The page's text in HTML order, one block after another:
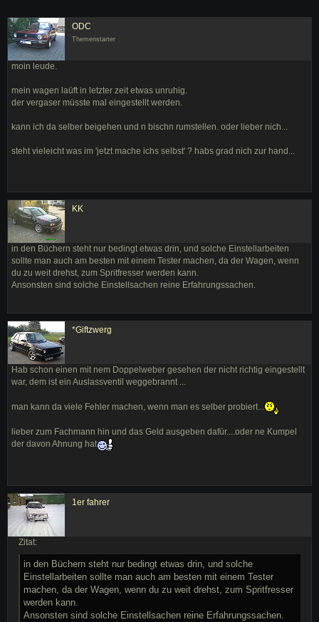
ODC
Themenstarter
moin leude.
mein wagen laüft in letzter zeit etwas unruhig.
der vergaser müsste mal eingestellt werden.
kann ich da selber beigehen und n bischn rumstellen. oder lieber nich...
steht vieleicht was im 'jetzt mache ichs selbst' ? habs grad nich zur hand...
KK
in den Büchern steht nur bedingt etwas drin, und solche Einstellarbeiten
sollte man auch am besten mit einem Tester machen, da der Wagen, wenn
du zu weit drehst, zum Spritfresser werden kann.
Ansonsten sind solche Einstellsachen reine Erfahrungssachen.
*Giftzwerg
Hab schon einen mit nem Doppelweber gesehen der nicht richtig eingestellt
war, dem ist ein Auslassventil weggebrannt ...
man kann da viele Fehler machen, wenn man es selber probiert...
lieber zum Fachmann hin und das Geld ausgeben dafür....oder ne Kumpel
der davon Ahnung hat
1er fahrer
Zitat:
in den Büchern steht nur bedingt etwas drin, und solche
Einstellarbeiten sollte man auch am besten mit einem Tester
machen, da der Wagen, wenn du zu weit drehst, zum Spritfresser
werden kann.
Ansonsten sind solche Einstellsachen reine Erfahrungssachen.